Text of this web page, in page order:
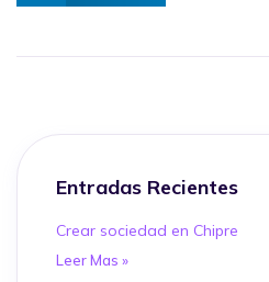
Entradas Recientes
Crear sociedad en Chipre
Leer Mas »